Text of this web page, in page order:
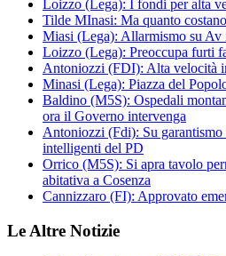
Loizzo (Lega): I fondi per alta
Tilde MInasi: Ma quanto
Miasi (Lega): Allarmismo su Av
Loizzo (Lega): Preoccupa furti
Antoniozzi (FDI): Alta velocità
Minasi (Lega): Piazza del
Baldino (M5S): Ospedali
ora il Governo intervenga
Antoniozzi (Fdi): Su
intelligenti del PD
Orrico (M5S): Si apra tavolo
abitativa a Cosenza
Cannizzaro (FI): Approvato
Le Altre Notizie